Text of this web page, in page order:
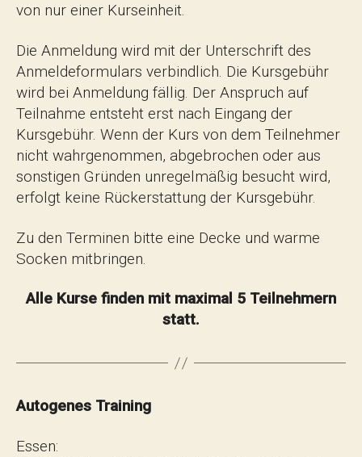
von nur einer Kurseinheit.
Die Anmeldung wird mit der Unterschrift des
Anmeldeformulars verbindlich. Die Kursgebühr
wird bei Anmeldung fällig. Der Anspruch auf
Teilnahme entsteht erst nach Eingang der
Kursgebühr. Wenn der Kurs von dem Teilnehmer
nicht wahrgenommen, abgebrochen oder aus
sonstigen Gründen unregelmäßig besucht wird,
erfolgt keine Rückerstattung der Kursgebühr.
Zu den Terminen bitte eine Decke und warme
Socken mitbringen.
Alle Kurse finden mit maximal 5 Teilnehmern
statt.
Autogenes Training
Essen: